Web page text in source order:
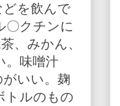
を飲んで
〇クチンに
、みかん、
。味噌汁
いい。麹
トルのもの